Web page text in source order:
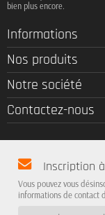
bien plus encore.
Informations
Nos produits
Notre société
Contactez-nous
Inscription
Vous pouvez vous
informations de contact